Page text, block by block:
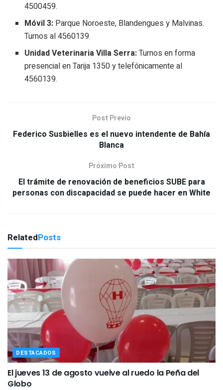
4500459.
Móvil 3: Parque Noroeste, Blandengues y Malvinas.
Turnos al 4560139.
Unidad Veterinaria Villa Serra:Turnos en forma
presencial en Tarija 1350 y telefónicamente al
4560139.
Post Previo
Federico Susbielles es el nuevo intendente de Bahía
Blanca
Próximo Post
El trámite de renovación de beneficios SUBE para
personas con discapacidad se puede hacer en White
RelatedPosts
DESTACADOS
El jueves 13 de agosto vuelve al ruedo la Peña del
Globo